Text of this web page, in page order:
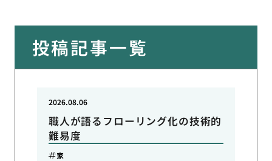
投稿記事一覧
職人が語るフローリング化の技術的
難易度
2026.08.06
家